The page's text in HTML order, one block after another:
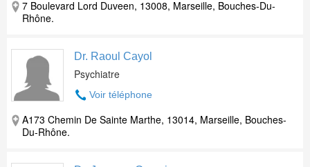
7 Boulevard Lord Duveen, 13008, Marseille, Bouches-Du-
Rhône.
Dr. Raoul Cayol
Psychiatre
Voir téléphone
A173 Chemin De Sainte Marthe, 13014, Marseille, Bouches-
Du-Rhône.